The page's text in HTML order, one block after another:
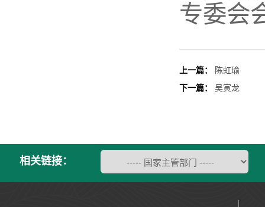
专委会
上一篇：
陈虹瑜
下一篇：
吴寅龙
相关链接：